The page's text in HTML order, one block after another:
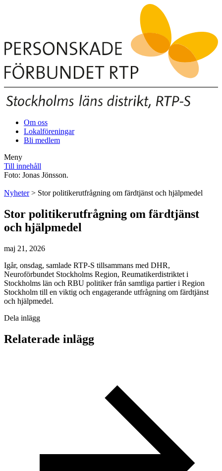
Om oss
Lokalföreningar
Bli medlem
Meny
Till innehåll
Foto: Jonas Jönsson.
Nyheter> Stor politikerutfrågning om färdtjänst och hjälpmedel
Stor politikerutfrågning om färdtjänst
och hjälpmedel
maj 21, 2026
Igår, onsdag, samlade RTP-S tillsammans med DHR,
Neuroförbundet Stockholms Region, Reumatikerdistriktet i
Stockholms län och RBU politiker från samtliga partier i Region
Stockholm till en viktig och engagerande utfrågning om färdtjänst
och hjälpmedel.
Dela inlägg
Relaterade inlägg